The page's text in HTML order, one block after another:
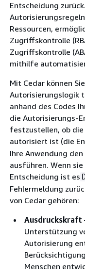
Entscheidung
Ressourcen,
Zugriffskontrolle
Zugriffskontrolle
mithilfe
Mit Cedar können
Autorisierungslogik
anhand des Codes
die Autorisierungs-
festzustellen, ob
autorisiert ist (die
Ihre Anwendung
ausführen. Wenn
Entscheidung ist es
Fehlermeldung
von Cedar gehören:
Ausdruckskraft
Unterstützung
Autorisierung
Menschen